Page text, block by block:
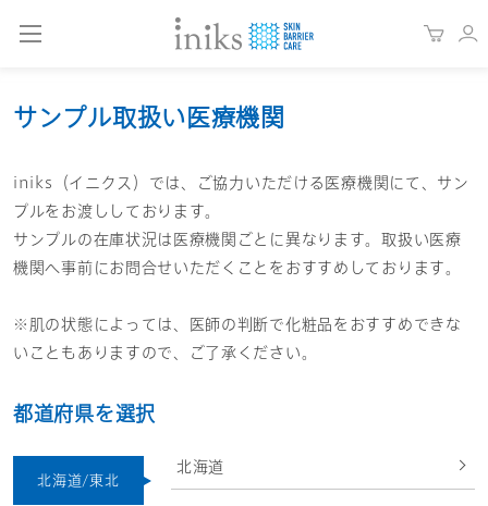
サンプル取扱い医療機関
iniks（イニクス）では、ご協力いただける医療機関にて、サン
プルをお渡ししております。
サンプルの在庫状況は医療機関ごとに異なります。取扱い医療
機関へ事前にお問合せいただくことをおすすめしております。
※肌の状態によっては、医師の判断で化粧品をおすすめできな
いこともありますので、ご了承ください。
都道府県を選択
北海道/東北
北海道